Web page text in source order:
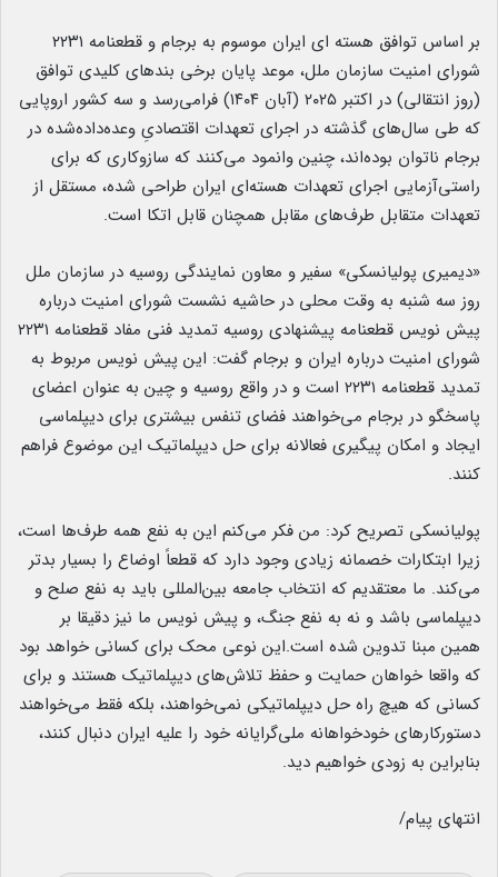
بر اساس توافق هسته ای ایران موسوم به برجام و قطعنامه ۲۲۳۱
شورای امنیت سازمان ملل، موعد پایان برخی بندهای کلیدی توافق
(روز انتقالی) در اکتبر ۲۰۲۵ (آبان ۱۴۰۴) فرامی‌رسد و سه کشور اروپایی
که طی سال‌های گذشته در اجرای تعهدات اقتصادیِ وعده‌داده‌شده در
برجام ناتوان بوده‌اند، چنین وانمود می‌کنند که سازوکاری که برای
راستی‌آزمایی اجرای تعهدات هسته‌ای ایران طراحی شده، مستقل از
تعهدات متقابل طرف‌های مقابل همچنان قابل اتکا است.
«دیمیری پولیانسکی» سفیر و معاون نمایندگی روسیه در سازمان ملل
روز سه شنبه به وقت محلی در حاشیه نشست شورای امنیت درباره
پیش نویس قطعنامه پیشنهادی روسیه تمدید فنی مفاد قطعنامه ۲۲۳۱
شورای امنیت درباره ایران و برجام گفت: این پیش نویس مربوط به
تمدید قطعنامه ۲۲۳۱ است و در واقع روسیه و چین به عنوان اعضای
پاسخگو در برجام می‌خواهند فضای تنفس بیشتری برای دیپلماسی
ایجاد و امکان پیگیری فعالانه برای حل دیپلماتیک این موضوع فراهم
کنند.
پولیانسکی تصریح کرد: من فکر می‌کنم این به نفع همه طرف‌ها است،
زیرا ابتکارات خصمانه زیادی وجود دارد که قطعاً اوضاع را بسیار بدتر
می‌کند. ما معتقدیم که انتخاب جامعه بین‌المللی باید به نفع صلح و
دیپلماسی باشد و نه به نفع جنگ، و پیش نویس ما نیز دقیقا بر
همین مبنا تدوین شده است.این نوعی محک برای کسانی خواهد بود
که واقعا خواهان حمایت و حفظ تلاش‌های دیپلماتیک هستند و برای
کسانی که هیچ راه حل دیپلماتیکی نمی‌خواهند، بلکه فقط می‌خواهند
دستورکارهای خودخواهانه ملی‌گرایانه خود را علیه ایران دنبال کنند،
بنابراین به زودی خواهیم دید.
انتهای پیام/